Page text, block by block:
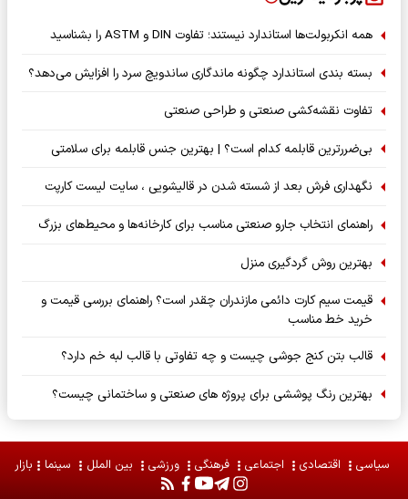
همه انکربولت‌ها استاندارد نیستند؛ تفاوت DIN و ASTM را بشناسید
بسته‌ بندی استاندارد چگونه ماندگاری ساندویچ سرد را افزایش می‌دهد؟
تفاوت نقشه‌کشی صنعتی و طراحی صنعتی
بی‌ضررترین قابلمه کدام است؟ | بهترین جنس قابلمه برای سلامتی
نگهداری فرش بعد از شسته شدن در قالیشویی ، سایت لیست کارپت
راهنمای انتخاب جارو صنعتی مناسب برای کارخانه‌ها و محیط‌های بزرگ
بهترین روش گردگیری منزل
قیمت سیم کارت دائمی مازندران چقدر است؟ راهنمای بررسی قیمت و
خرید خط مناسب
قالب بتن کنج جوشی چیست و چه تفاوتی با قالب لبه خم دارد؟
بهترین رنگ پوششی برای پروژه های صنعتی و ساختمانی چیست؟
سیاسی اقتصادی اجتماعی فرهنگی ورزشی بین الملل سینما بازار